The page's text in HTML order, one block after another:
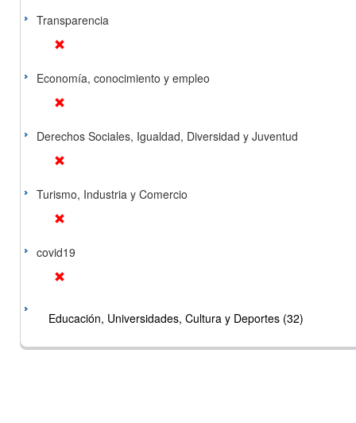
Transparencia
Economía, conocimiento y empleo
Derechos Sociales, Igualdad, Diversidad y Juventud
Turismo, Industria y Comercio
covid19
Educación, Universidades, Cultura y Deportes (32)